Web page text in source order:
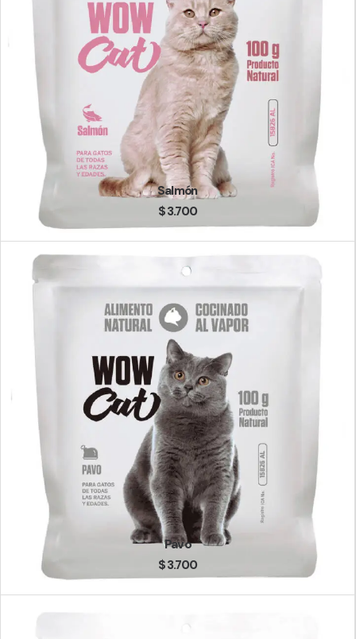
Salmón
$3.700
Pavo
$3.700